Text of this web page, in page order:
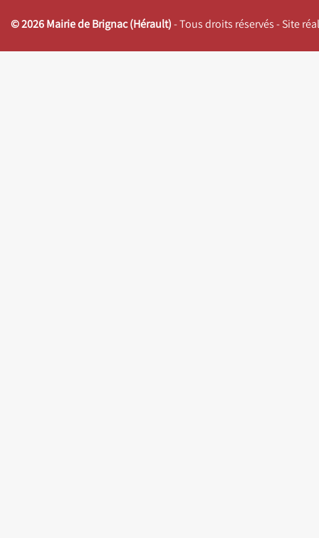
© 2026 Mairie de Brignac (Hérault)- Tous droits réservés - Site